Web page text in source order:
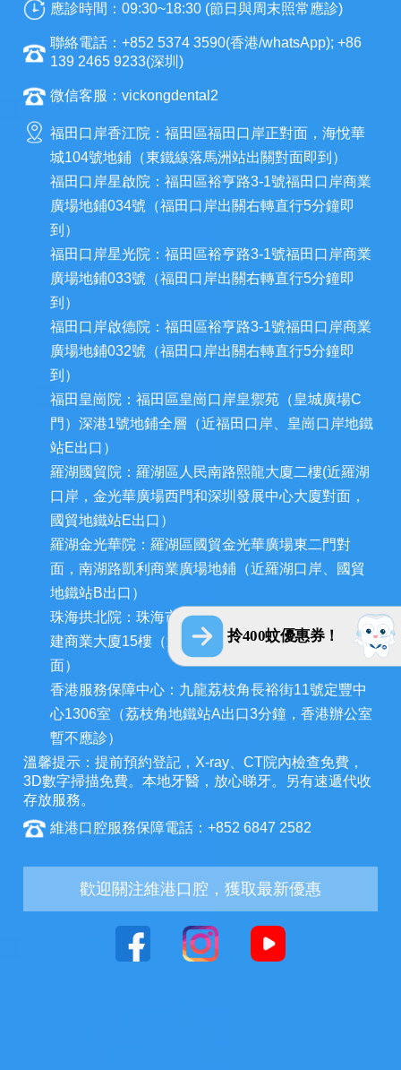
拎400蚊優惠券！
應診時間：09:30~18:30 (節日與周末照常應診)
聯絡電話：+852 5374 3590(香港/whatsApp); +86
139 2465 9233(深圳)
微信客服：vickongdental2
福田口岸香江院：福田區福田口岸正對面，海悅華
城104號地鋪（東鐵線落馬洲站出關對面即到）
福田口岸星啟院：福田區裕亨路3-1號福田口岸商業
廣場地鋪034號（福田口岸出關右轉直行5分鐘即
到）
福田口岸星光院：福田區裕亨路3-1號福田口岸商業
廣場地鋪033號（福田口岸出關右轉直行5分鐘即
到）
福田口岸啟德院：福田區裕亨路3-1號福田口岸商業
廣場地鋪032號（福田口岸出關右轉直行5分鐘即
到）
福田皇崗院：福田區皇崗口岸皇禦苑（皇城廣場C
門）深港1號地鋪全層（近福田口岸、皇崗口岸地鐵
站E出口）
羅湖國貿院：羅湖區人民南路熙龍大廈二樓(近羅湖
口岸，金光華廣場西門和深圳發展中心大廈對面，
國貿地鐵站E出口）
羅湖金光華院：羅湖區國貿金光華廣場東二門對
面，南湖路凱利商業廣場地鋪（近羅湖口岸、國貿
地鐵站B出口）
珠海拱北院：珠海市香洲區拱北迎賓南路1155號中
建商業大廈15樓（近拱北口岸，迎賓百貨廣場對
面）
香港服務保障中心：九龍荔枝角長裕街11號定豐中
心1306室（荔枝角地鐵站A出口3分鐘，香港辦公室
暫不應診）
溫馨提示：提前預約登記，X-ray、CT院內檢查免費，
3D數字掃描免費。本地牙醫，放心睇牙。另有速遞代收
存放服務。
維港口腔服務保障電話：+852 6847 2582
歡迎關注維港口腔，獲取最新優惠